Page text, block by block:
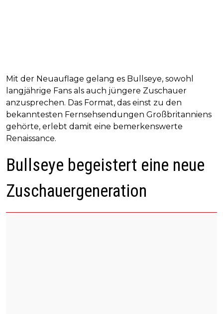
Mit der Neuauflage gelang es Bullseye, sowohl
langjährige Fans als auch jüngere Zuschauer
anzusprechen. Das Format, das einst zu den
bekanntesten Fernsehsendungen Großbritanniens
gehörte, erlebt damit eine bemerkenswerte
Renaissance.
Bullseye begeistert eine neue
Zuschauergeneration